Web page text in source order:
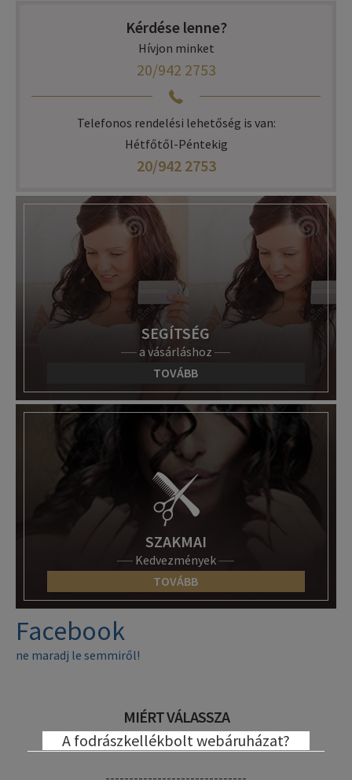
Kérdése lenne?
Hívjon minket
20/942 2753
Telefonos rendelési lehetőség is van:
Hétfőtől-Péntekig
20/942 2753
SEGÍTSÉG
a vásárláshoz
TOVÁBB
SZAKMAI
Kedvezmények
TOVÁBB
Facebook
ne maradj le semmiről!
MIÉRT VÁLASSZA
A fodrászkellékbolt webáruházat?